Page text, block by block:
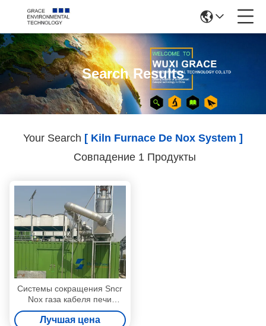
Search Results
Your Search [ Kiln Furnace De Nox System ]
Совпадение 1 Продукты
Системы сокращения Sncr
Nox газа кабеля печи
топления подогревателя
дутья печи
Лучшая цена